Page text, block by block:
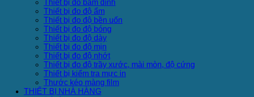
Thiết bị đo bám dính
Thiết bị đo độ ẩm
Thiết bị đo độ bền uốn
Thiết bị đo độ bóng
Thiết bị đo độ dày
Thiết bị đo độ mịn
Thiết bị đo độ nhớt
Thiết bị đo độ trầy xước, mài mòn, độ cứng
Thiết bị kiểm tra mực in
Thước kéo màng film
THIẾT BỊ NHÀ HÀNG